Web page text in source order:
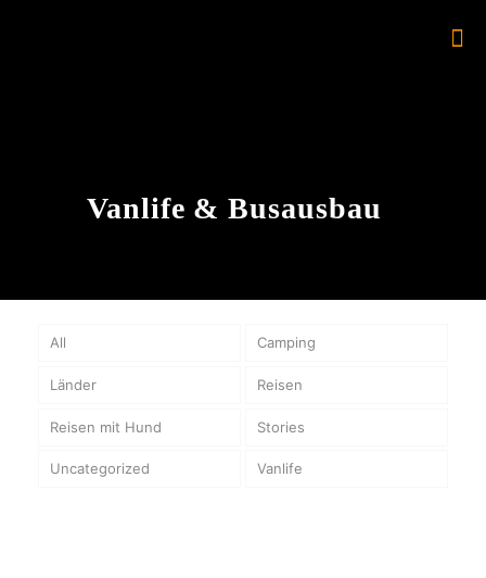
Vanlife & Busausbau
All Camping
Länder Reisen
Reisen mit Hund Stories
Uncategorized Vanlife